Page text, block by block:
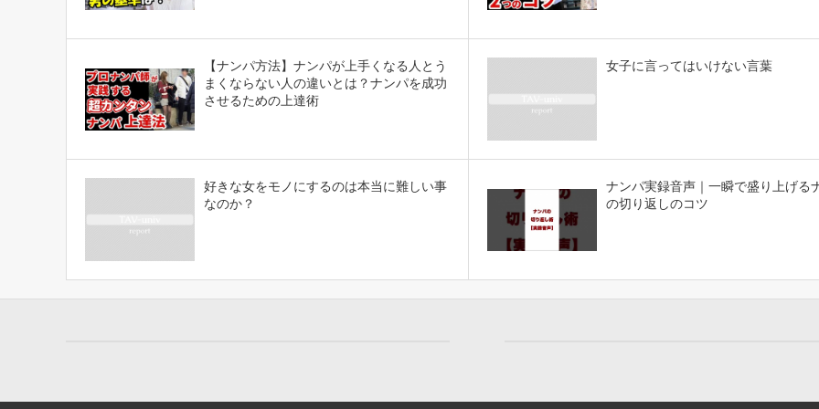
【ナンパ方法】ナンパが上手くなる人とう
まくならない人の違いとは？ナンパを成功
させるための上達術
女子に言ってはいけない言葉
好きな女をモノにするのは本当に難しい事
なのか？
ナンパ実録音声｜一瞬で盛り上げる
の切り返しのコツ